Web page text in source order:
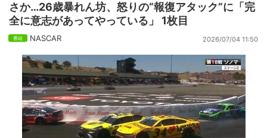
さか…26歳暴れん坊、怒りの“報復アタック”に「完
全に意志があってやっている」 1枚目
NASCAR 2026/07/04 11:50